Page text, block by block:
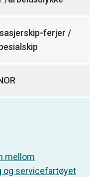
ferjer /
mellom
og servicefartøyet